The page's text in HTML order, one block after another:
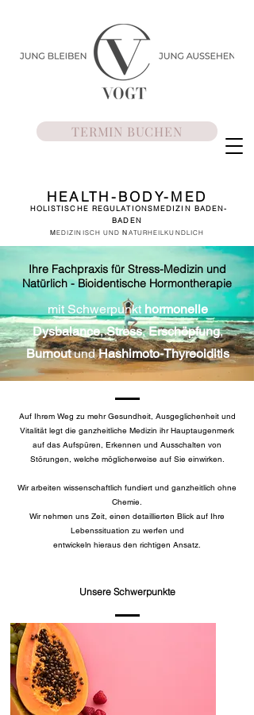
TERMIN BUCHEN
HEALTH-BODY-MED
HOLISTISCHE REGULATIONSMEDIZIN BADEN-
BADEN
MEDIZINISCH UNDN ATURHEILKUNDLICH
Ihre Fachpraxis für Stress-Medizin und
Natürlich - Bioidentische Hormontherapie
mit Schwerpunkt hormonelle
Dysbalance,Stress,Erschöpfung,
BurnoutundHashimoto-Thyreoiditis
Auf Ihrem Weg zu mehr Gesundheit, Ausgeglichenheit und
Vitalität legt die ganzheitliche Medizin ihr Hauptaugenmerk
auf das Aufspüren, Erkennen und Ausschalten von
Störungen, welche möglicherweise auf Sie einwirken.
Wir arbeiten wissenschaftlich fundiert und ganzheitlich ohne
Chemie.
Wir nehmen uns Zeit, einen detaillierten Blick auf Ihre
Lebenssituation zu werfen und
entwickeln hieraus den richtigen Ansatz.
Unsere Schwerpunkte